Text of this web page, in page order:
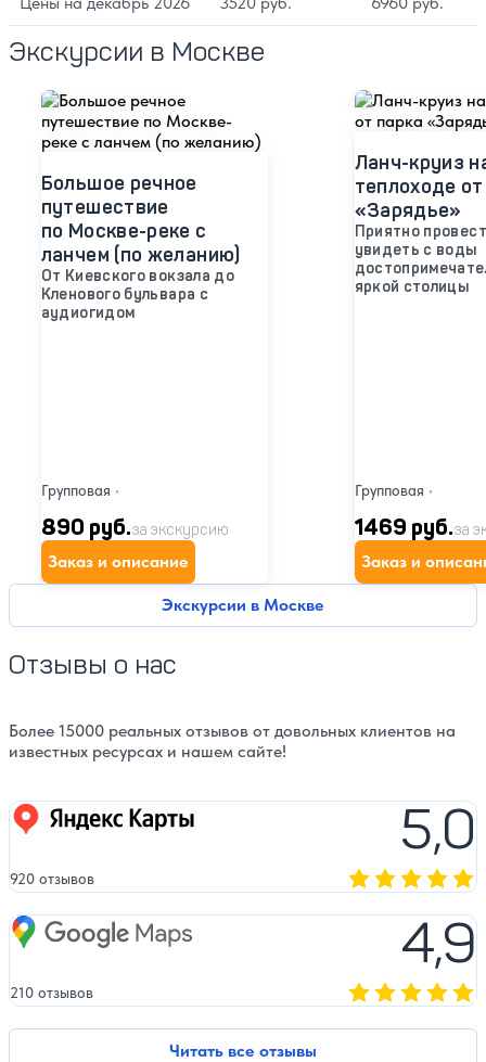
Экскурсии в Москве
Экскурсии в Москве
Большое речное
путешествие
по Москве-реке с
ланчем (по желанию)
От Киевского вокзала до
Кленового бульвара с
аудиогидом
Групповая •
890 руб.за экскурсию
Заказ и описание
Ланч-круиз
теплоходе
«Зарядье»
Приятно
увидеть с воды
яркой столицы
Групповая •
1469 руб.за
Заказ и
Отзывы о нас
Более 15000 реальных отзывов от довольных клиентов на
известных ресурсах и нашем сайте!
Читать все отзывы
Яндекс карты 5,0
920 отзывов
Google Maps 4,9
210 отзывов